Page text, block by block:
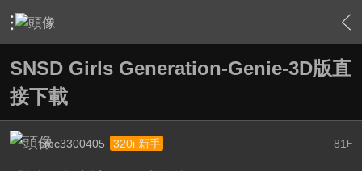
› 家庭劇院 › 3D立體特區 › 內容
SNSD Girls Generation-Genie-3D版直
接下載
81 F
cmc3300405 320i 新手